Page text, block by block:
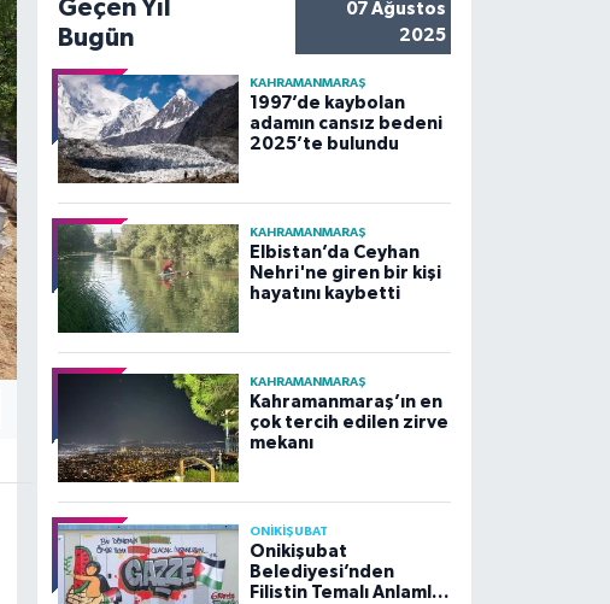
Geçen Yıl
Bugün
07 Ağustos
2025
KAHRAMANMARAŞ
1997’de kaybolan
adamın cansız bedeni
2025’te bulundu
KAHRAMANMARAŞ
Elbistan’da Ceyhan
Nehri'ne giren bir kişi
hayatını kaybetti
KAHRAMANMARAŞ
Kahramanmaraş’ın en
çok tercih edilen zirve
mekanı
ONİKİŞUBAT
Onikişubat
Belediyesi’nden
Filistin Temalı Anlamlı